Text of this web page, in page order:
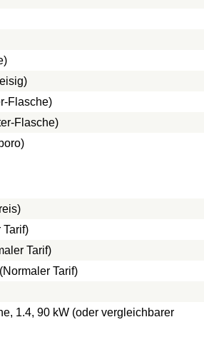
Flasche)
Flasche)
Tarif)
Tarif)
Tarif)
1.4, 90 kW (oder vergleichbarer